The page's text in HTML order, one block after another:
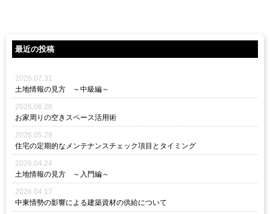
最近の投稿
2026.07.31
土地情報の見方 ～中級編～
2026.06.26
お家周りの空きスペース活用術
2026.05.29
住宅の定期的なメンテナンスチェック項目とタイミング
2026.04.24
土地情報の見方 ～入門編～
2026.04.17
中東情勢の影響による建築資材の供給について